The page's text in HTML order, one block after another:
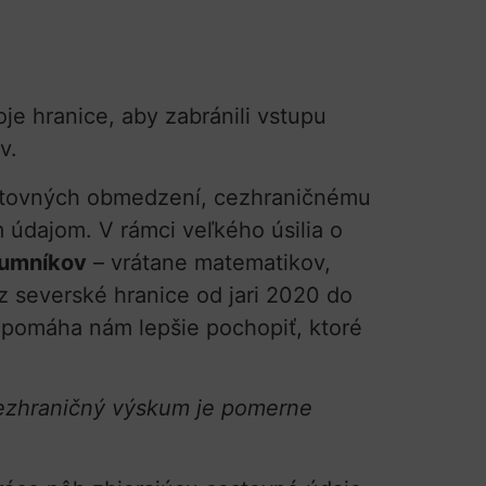
hranice, aby zabránili vstupu
obmedzení, cezhraničnému
V rámci veľkého úsilia o
– vrátane matematikov,
severské hranice od jari 2020 do
nám lepšie pochopiť, ktoré
výskum je pomerne